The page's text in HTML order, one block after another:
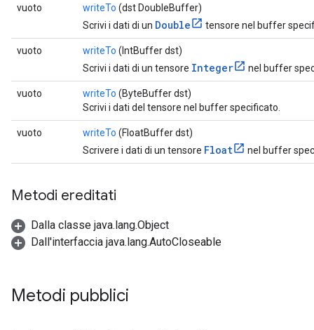
vuoto writeTo (dst DoubleBuffer)
Scrivi i dati di un Double tensore nel buffer
vuoto writeTo (IntBuffer dst)
Scrivi i dati di un tensore Integer nel buffer
vuoto writeTo (ByteBuffer dst)
Scrivi i dati del tensore nel buffer specificato.
vuoto writeTo (FloatBuffer dst)
Scrivere i dati di un tensore Float nel buffer
Metodi ereditati
Dalla classe java.lang.Object
Dall'interfaccia java.lang.AutoCloseable
Metodi pubblici